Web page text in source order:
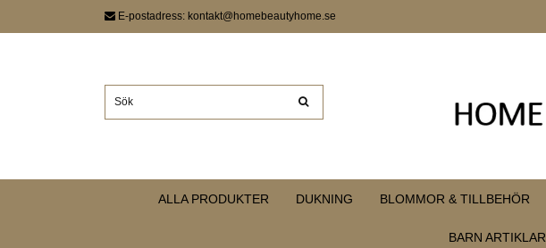
E-postadress: kontakt@homebeautyhome.se
ALLA PRODUKTER DUKNING BLOMMOR & TILLBEHÖR
BARN ARTIKLAR